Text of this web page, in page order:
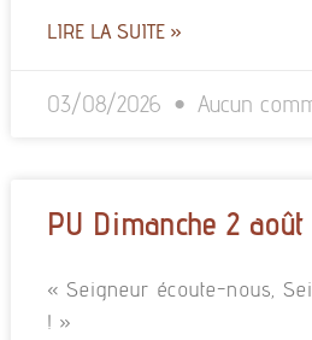
LIRE LA SUITE »
03/08/2026 Aucun
PU Dimanche 2 août
« Seigneur écoute-nous,
! »